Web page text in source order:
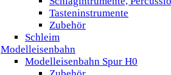
Tasteninstrumente
Zubehör
Schleim
Modelleisenbahn
Modelleisenbahn Spur H0